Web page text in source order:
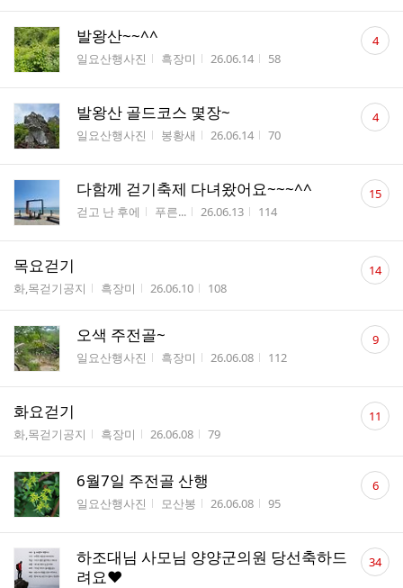
발왕산~~^^
게시판명
일요산행사진 작성자
흑장미 작성시간
26.06.14 조회수
58
댓
글 4
발왕산 골드코스 몇장~
게시판명
일요산행사진 작성자
봉황새 작성시간
26.06.14 조회수
70
댓
글 4
다함께 걷기축제 다녀왔어요~~~^^
게시판명
걷고 난 후에 작성자
푸른... 작성시간
26.06.13 조회수
114
댓
글15
목요걷기
게시판명
화,목걷기공지 작성자
흑장미 작성시간
26.06.10 조회수
108
댓
글14
오색 주전골~
게시판명
일요산행사진 작성자
흑장미 작성시간
26.06.08 조회수
112
댓
글 9
화요걷기
게시판명
화,목걷기공지 작성자
흑장미 작성시간
26.06.08 조회수
79
댓
글11
6월7일 주전골 산행
게시판명
일요산행사진 작성자
모산봉 작성시간
26.06.08 조회수
95
댓
글 6
하조대님 사모님 양양군의원 당선축하드
려요❤️
댓
글34